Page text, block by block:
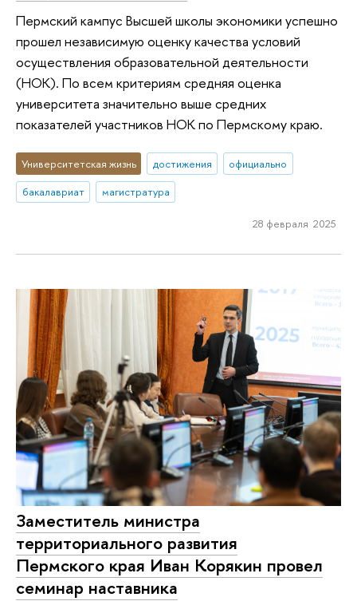
Пермский кампус Высшей школы экономики успешно
прошел независимую оценку качества условий
осуществления образовательной деятельности
(НОК). По всем критериям средняя оценка
университета значительно выше средних
показателей участников НОК по Пермскому краю.
Университетская жизнь достижения
официально
бакалавриат
магистратура
28 февраля 2025
Заместитель министра
территориального развития
Пермского края Иван Корякин провел
семинар наставника